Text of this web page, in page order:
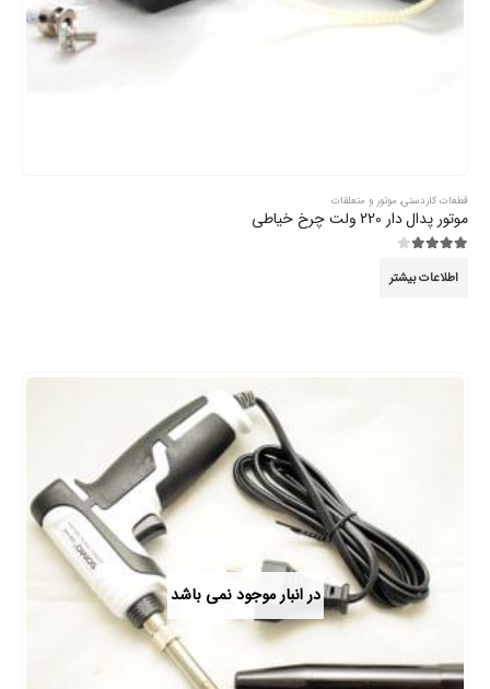
قطعات کاردستی, موتور و متعلقات
موتور پدال دار 220 ولت چرخ خیاطی
اطلاعات بیشتر
در انبار موجود نمی باشد